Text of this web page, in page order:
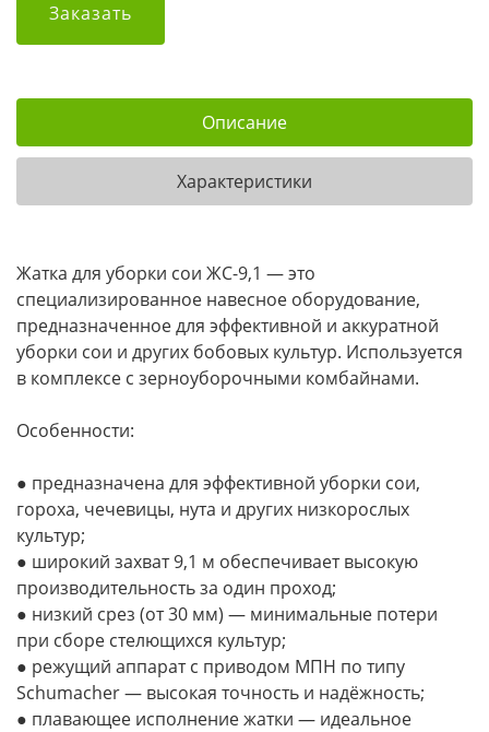
Заказать
Описание
Характеристики
Жатка для уборки сои ЖС-9,1 — это
специализированное навесное оборудование,
предназначенное для эффективной и аккуратной
уборки сои и других бобовых культур. Используется
в комплексе с зерноуборочными комбайнами.
Особенности:
● предназначена для эффективной уборки сои,
гороха, чечевицы, нута и других низкорослых
культур;
● широкий захват 9,1 м обеспечивает высокую
производительность за один проход;
● низкий срез (от 30 мм) — минимальные потери
при сборе стелющихся культур;
● режущий аппарат с приводом МПН по типу
Schumacher — высокая точность и надёжность;
● плавающее исполнение жатки — идеальное